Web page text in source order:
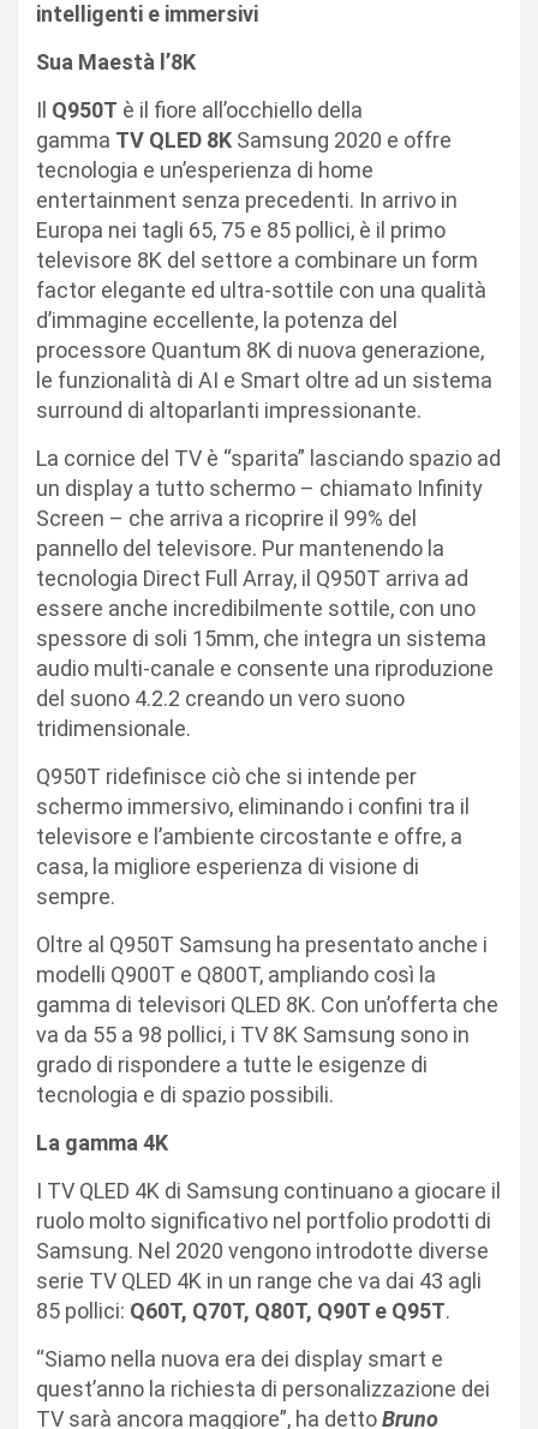
intelligenti e immersivi
Sua Maestà l’8K
Il Q950T è il fiore all’occhiello della
gamma TV QLED 8K Samsung 2020 e offre
tecnologia e un’esperienza di home
entertainment senza precedenti. In arrivo in
Europa nei tagli 65, 75 e 85 pollici, è il primo
televisore 8K del settore a combinare un form
factor elegante ed ultra-sottile con una qualità
d’immagine eccellente, la potenza del
processore Quantum 8K di nuova generazione,
le funzionalità di AI e Smart oltre ad un sistema
surround di altoparlanti impressionante.
La cornice del TV è “sparita” lasciando spazio ad
un display a tutto schermo – chiamato Infinity
Screen – che arriva a ricoprire il 99% del
pannello del televisore. Pur mantenendo la
tecnologia Direct Full Array, il Q950T arriva ad
essere anche incredibilmente sottile, con uno
spessore di soli 15mm, che integra un sistema
audio multi-canale e consente una riproduzione
del suono 4.2.2 creando un vero suono
tridimensionale.
Q950T ridefinisce ciò che si intende per
schermo immersivo, eliminando i confini tra il
televisore e l’ambiente circostante e offre, a
casa, la migliore esperienza di visione di
sempre.
Oltre al Q950T Samsung ha presentato anche i
modelli Q900T e Q800T, ampliando così la
gamma di televisori QLED 8K. Con un’offerta che
va da 55 a 98 pollici, i TV 8K Samsung sono in
grado di rispondere a tutte le esigenze di
tecnologia e di spazio possibili.
La gamma 4K
I TV QLED 4K di Samsung continuano a giocare il
ruolo molto significativo nel portfolio prodotti di
Samsung. Nel 2020 vengono introdotte diverse
serie TV QLED 4K in un range che va dai 43 agli
85 pollici: Q60T, Q70T, Q80T, Q90T e Q95T.
“Siamo nella nuova era dei display smart e
quest’anno la richiesta di personalizzazione dei
TV sarà ancora maggiore”, ha dettoBruno